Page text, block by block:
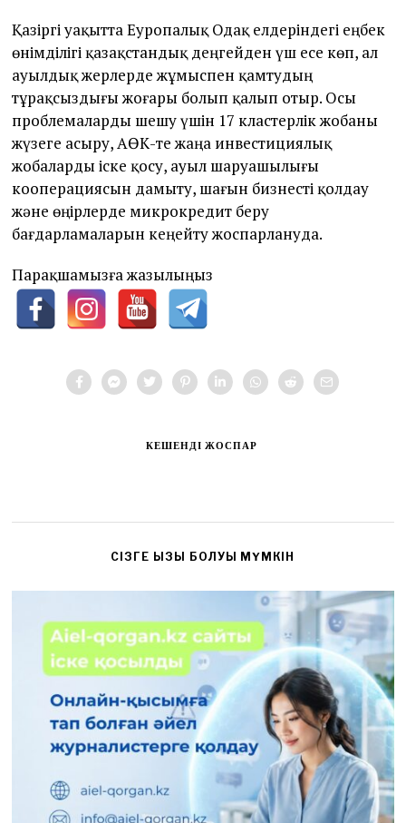
Қазіргі уақытта Еуропалық Одақ елдеріндегі еңбек
өнімділігі қазақстандық деңгейден үш есе көп, ал
ауылдық жерлерде жұмыспен қамтудың
тұрақсыздығы жоғары болып қалып отыр. Осы
проблемаларды шешу үшін 17 кластерлік жобаны
жүзеге асыру, АӨК-те жаңа инвестициялық
жобаларды іске қосу, ауыл шаруашылығы
кооперациясын дамыту, шағын бизнесті қолдау
және өңірлерде микрокредит беру
бағдарламаларын кеңейту жоспарлануда.
Парақшамызға жазылыңыз
КЕШЕНДІ ЖОСПАР
CІЗГЕ ҚЫЗЫҚ БОЛУЫ МҮМКІН